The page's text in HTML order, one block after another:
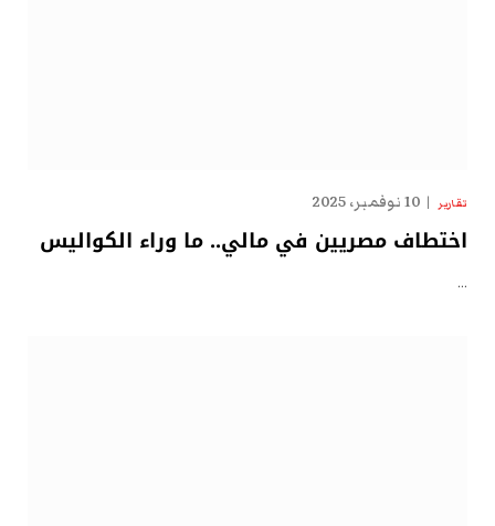
تقارير 10 نوفمبر، 2025
اختطاف مصريين في مالي.. ما وراء الكواليس
…